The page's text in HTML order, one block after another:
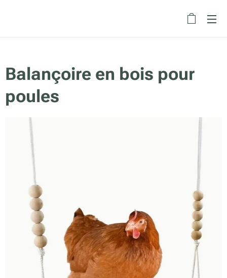
Balançoire en bois pour
poules